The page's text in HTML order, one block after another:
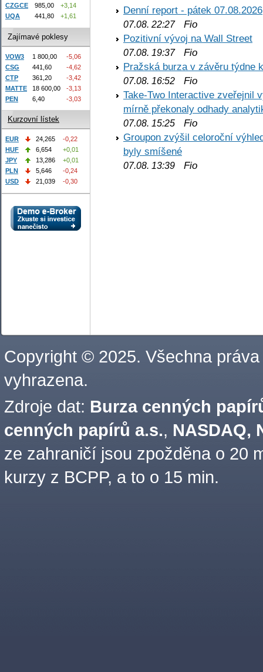
Denní report - pátek 07.08.2026
07.08. 22:27Fio
Pozitivní vývoj na Wall Street
07.08. 19:37Fio
Pražská burza v závěru týdne
07.08. 16:52 Fio
Take-Two Interactive zveřejnil
mírně překonaly odhady
07.08. 15:25 Fio
Groupon zvýšil celoroční
byly smíšené
07.08. 13:39 Fio
CZGCE
985,00
+3,14
UQA
441,80 +1,61
Zajímavé poklesy
VOW3 1 800,00
-5,06
CSG
441,60
-4,62
CTP
361,20
-3,42
MATTE
18 600,00
-3,13
PEN
6,40 -3,03
Kurzovní lístek
EUR 24,265
-0,22
HUF
6,654
+0,01
JPY
13,286
+0,01
PLN
5,646
-0,24
USD
21,039 -0,30
Copyright © 2025. Všechna práva
vyhrazena.
Zdroje dat: Burza cenných
cenných papírů a.s., NASDAQ,
ze zahraničí jsou zpožděna o 20
kurzy z BCPP, a to o 15 min.